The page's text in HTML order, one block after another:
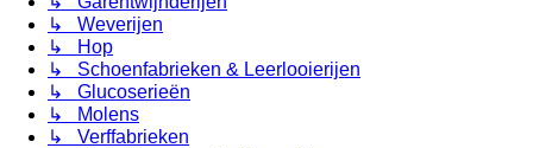
↳ Weverijen
↳ Hop
↳ Schoenfabrieken & Leerlooierijen
↳ Glucoserieën
↳ Molens
↳ Verffabrieken